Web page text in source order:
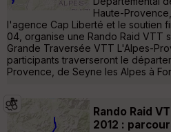
Haute-
l'agence Cap Liberté et le soutien
04, organise une Rando Raid VTT
Grande Traversée VTT L'Alpes-
participants traverseront le
Provence, de Seyne les Alpes à
Rando Raid
2012 :